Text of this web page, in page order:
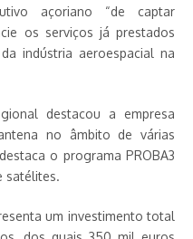
açoriano “de captar
os serviços já prestados
indústria aeroespacial na
destacou a empresa
no âmbito de várias
o programa PROBA3
satélites.
um investimento total